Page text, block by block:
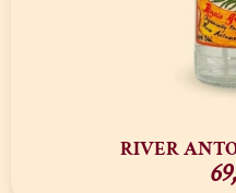
RIVER